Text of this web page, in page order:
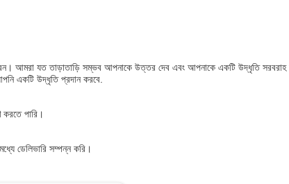
আমরা যত তাড়াতাড়ি সম্ভব আপনাকে উত্তর দেব এবং আপনাকে একটি উদ্ধৃতি সরবরাহ
একটি উদ্ধৃতি প্রদান করবে.
পারি।
ডেলিভারি সম্পন্ন করি।